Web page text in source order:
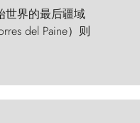
世界的最后疆域
del Paine）则